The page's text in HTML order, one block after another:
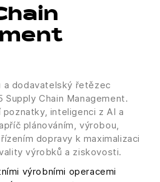
a dodavatelský řetězec
Supply Chain Management.
inteligenci z AI a
plánováním, výrobou,
dopravy k maximalizaci
výrobků a ziskovosti.
výrobními operacemi